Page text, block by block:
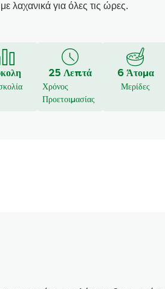
λαχανικά για όλες τις ώρες.
25 Λεπτά
Χρόνος
Προετοιμασίας
6 Άτομα
Μερίδες